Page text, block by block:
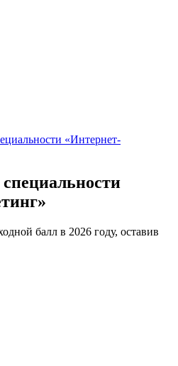
«Интернет-
балл в 2026 году, оставив